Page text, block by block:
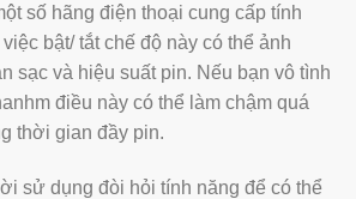
số hãng điện thoại cung cấp tính
bật/ tắt chế độ này có thể ảnh
sạc và hiệu suất pin. Nếu bạn vô tình
điều này có thể làm chậm quá
thời gian đầy pin.
sử dụng đòi hỏi tính năng để có thể